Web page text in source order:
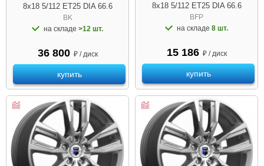
8x18 5/112 ET25 DIA 66.6
BK
на складе >12 шт.
36 800 ₽ / диск
купить
8x18 5/112 ET25 DIA 66.6
BFP
на складе 8 шт.
15 186 ₽ / диск
купить